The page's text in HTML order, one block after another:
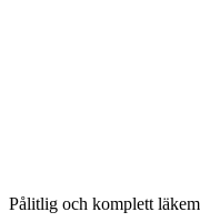
Pålitlig och komplett